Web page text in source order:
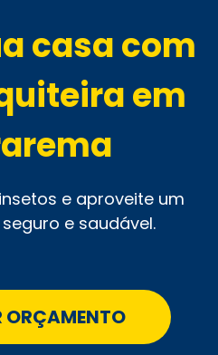
casa com
em
e aproveite um
e saudável.
ORÇAMENTO